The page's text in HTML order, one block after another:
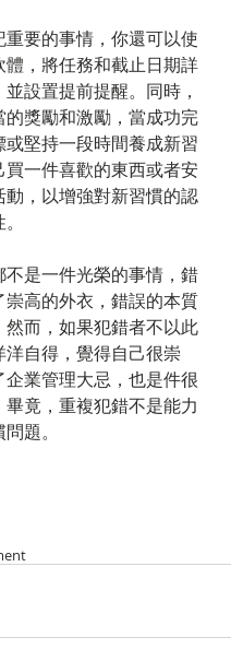
要的事情，你還可以使
體，將任務和截止日期詳
設置提前提醒。同時，
的獎勵和激勵，當成功完
或堅持一段時間養成新習
買一件喜歡的東西或者安
動，以增強對新習慣的認
不是一件光榮的事情，錯
崇高的外衣，錯誤的本質
然而，如果犯錯者不以此
洋自得，覺得自己很崇
業管理大忌，也是件很
竟，重複犯錯不是能力
題。